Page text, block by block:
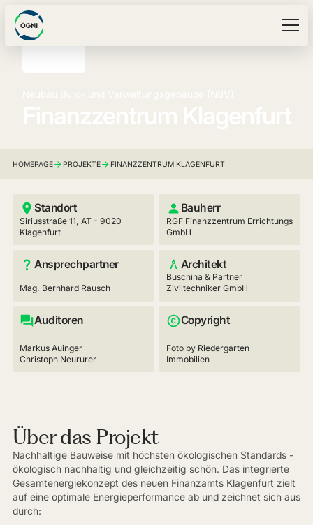
HOMEPAGE PROJEKTE FINANZZENTRUM KLAGENFURT
Standort
Siriusstraße 11, AT - 9020
Klagenfurt
Bauherr
RGF Finanzzentrum Errichtungs
GmbH
Ansprechpartner
Mag. Bernhard Rausch
Architekt
Buschina & Partner
Ziviltechniker GmbH
Auditoren
Markus Auinger
Christoph Neururer
Copyright
Foto by Riedergarten
Immobilien
Über das Projekt
Nachhaltige Bauweise mit höchsten ökologischen Standards -
ökologisch nachhaltig und gleichzeitig schön. Das integrierte
Gesamtenergiekonzept des neuen Finanzamts Klagenfurt zielt
auf eine optimale Energieperformance ab und zeichnet sich aus
durch: